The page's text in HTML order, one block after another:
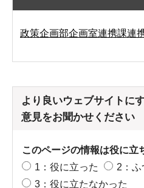
政策企画部企画室連携課連
より良いウェブサイトに
意見をお聞かせください
このページの情報は役に立
1：役に立った
2：ふ
3：役に立たなかった